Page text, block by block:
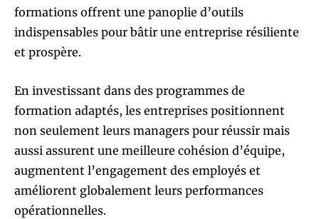
formations offrent une panoplie d’outils
indispensables pour bâtir une entreprise résiliente
et prospère.
En investissant dans des programmes de
formation adaptés, les entreprises positionnent
non seulement leurs managers pour réussir mais
aussi assurent une meilleure cohésion d’équipe,
augmentent l’engagement des employés et
améliorent globalement leurs performances
opérationnelles.